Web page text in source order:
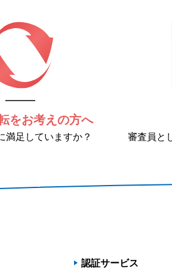
をお考えの方へ
満足していますか？ 審査員と
認証サービス